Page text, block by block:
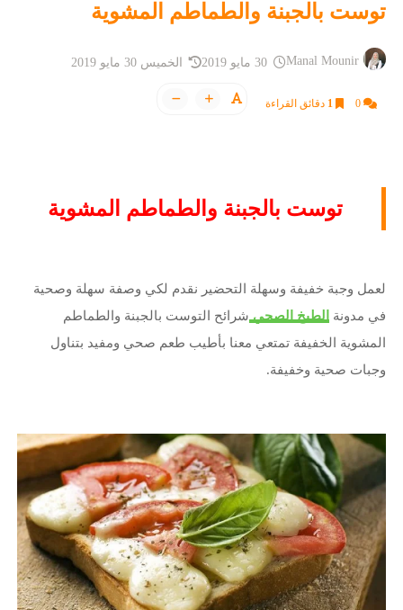
توست بالجبنة والطماطم المشوية
Manal Mounir الخميس 30 مايو 2019
0
1 دقائق القراءة
توست بالجبنة والطماطم المشوية
لعمل وجبة خفيفة وسهلة التحضير نقدم لكي وصفة سهلة وصحية
في مدونة
الطبخ الصحي شرائح التوست بالجبنة والطماطم
المشوية الخفيفة تمتعي معنا بأطيب طعم صحي ومفيد بتناول
وجبات صحية وخفيفة.